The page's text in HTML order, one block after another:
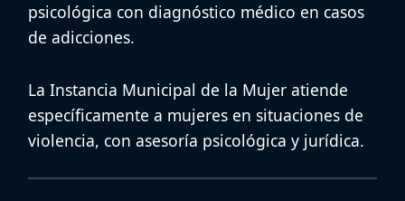
psicológica con diagnóstico médico en casos
de adicciones.
La Instancia Municipal de la Mujer atiende
específicamente a mujeres en situaciones de
violencia, con asesoría psicológica y jurídica.